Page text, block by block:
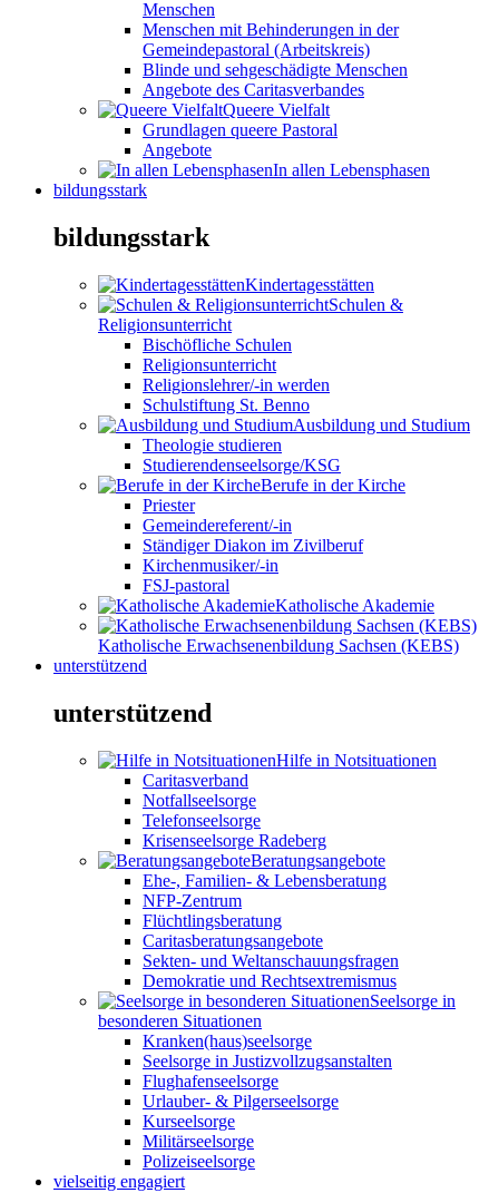
Menschen
Menschen mit Behinderungen in der
Gemeindepastoral (Arbeitskreis)
Blinde und sehgeschädigte Menschen
Angebote des Caritasverbandes
Queere Vielfalt
Grundlagen queere Pastoral
Angebote
In allen Lebensphasen
bildungsstark
bildungsstark
Kindertagesstätten
Schulen &
Religionsunterricht
Bischöfliche Schulen
Religionsunterricht
Religionslehrer/-in werden
Schulstiftung St. Benno
Ausbildung und Studium
Theologie studieren
Studierendenseelsorge/KSG
Berufe in der Kirche
Priester
Gemeindereferent/-in
Ständiger Diakon im Zivilberuf
Kirchenmusiker/-in
FSJ-pastoral
Katholische Akademie
Katholische Erwachsenenbildung Sachsen (KEBS)
unterstützend
unterstützend
Hilfe in Notsituationen
Caritasverband
Notfallseelsorge
Telefonseelsorge
Krisenseelsorge Radeberg
Beratungsangebote
Ehe-, Familien- & Lebensberatung
NFP-Zentrum
Flüchtlingsberatung
Caritasberatungsangebote
Sekten- und Weltanschauungsfragen
Demokratie und Rechtsextremismus
Seelsorge in
besonderen Situationen
Kranken(haus)seelsorge
Seelsorge in Justizvollzugsanstalten
Flughafenseelsorge
Urlauber- & Pilgerseelsorge
Kurseelsorge
Militärseelsorge
Polizeiseelsorge
vielseitig engagiert